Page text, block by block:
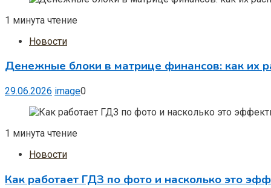
1 минута чтение
Новости
Денежные блоки в матрице финансов: как их
29.06.2026 image0
1 минута чтение
Новости
Как работает ГДЗ по фото и насколько это